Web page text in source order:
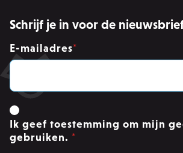
Schrijf je in voor de
E-mailadres*
Ik geef toestemming om mijn
gebruiken. *
Functionaliteits
kernfunctionaliteit van de website
zoals gebruikersaanmelding en
PHPSESSID